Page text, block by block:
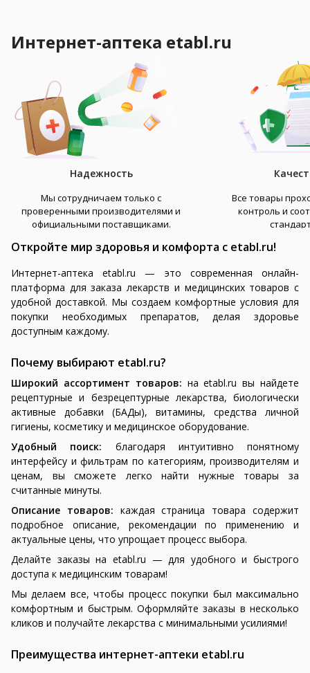
снижают качество жизни, мешают
спать, работать и просто
находиться на улице в период
цветения. Современные
антигистаминные препараты
третьего поколения, к которым
относится Дезал, позволяют
быстро и безопасно купировать
симптомы, не вызывая сонливости
заушные области,
данным разных
страдает 3–5%
населения, а у
месяцев жизни он
виде «молочных
Интернет-аптека etabl.ru
Надежность
Мы сотрудничаем только с
проверенными производителями и
официальными поставщиками.
Все товары
контроль и
Откройте мир здоровья и комфорта с etabl.ru!
Интернет-аптека etabl.ru — это современная онлайн-
платформа для заказа лекарств и медицинских товаров с
удобной доставкой. Мы создаем комфортные условия для
покупки необходимых препаратов, делая здоровье
доступным каждому.
Почему выбирают etabl.ru?
Широкий ассортимент товаров: на etabl.ru вы найдете
рецептурные и безрецептурные лекарства, биологически
активные добавки (БАДы), витамины, средства личной
гигиены, косметику и медицинское оборудование.
Удобный поиск: благодаря интуитивно понятному
интерфейсу и фильтрам по категориям, производителям и
ценам, вы сможете легко найти нужные товары за
считанные минуты.
Описание товаров: каждая страница товара содержит
подробное описание, рекомендации по применению и
актуальные цены, что упрощает процесс выбора.
Делайте заказы на etabl.ru — для удобного и быстрого
доступа к медицинским товарам!
Мы делаем все, чтобы процесс покупки был максимально
комфортным и быстрым. Оформляйте заказы в несколько
кликов и получайте лекарства с минимальными усилиями!
Преимущества интернет-аптеки etabl.ru